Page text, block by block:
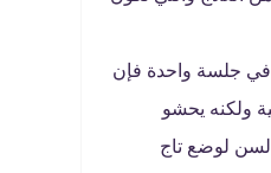
جلسة واحدة فإن
ولكنه يحشو
لوضع تاج